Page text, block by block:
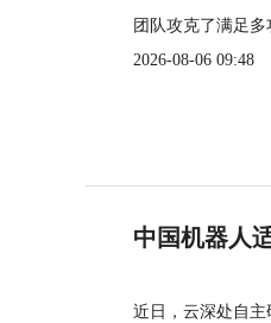
团队攻克了满足
2026-08-06 09:48
中国机器人
近日，云深处自